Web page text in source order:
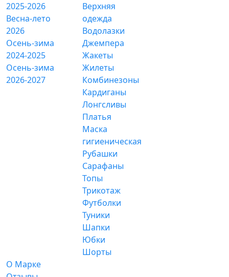
2025-2026
Весна-лето
2026
Осень-зима
2024-2025
Осень-зима
2026-2027
Верхняя
одежда
Водолазки
Джемпера
Жакеты
Жилеты
Комбинезоны
Кардиганы
Лонгсливы
Платья
Маска
гигиеническая
Рубашки
Сарафаны
Топы
Трикотаж
Футболки
Туники
Шапки
Юбки
Шорты
О Марке